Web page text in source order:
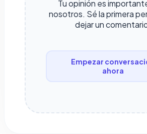
Tu opinión es
nosotros. Sé la primera
dejar un
Empezar
ahora